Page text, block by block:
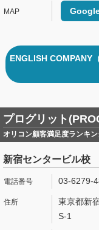
ENGLISH COMPANY
プログリット
オリコン顧客満足度ランキ
新宿センタービル校
03-6279-
東京都新
S-1